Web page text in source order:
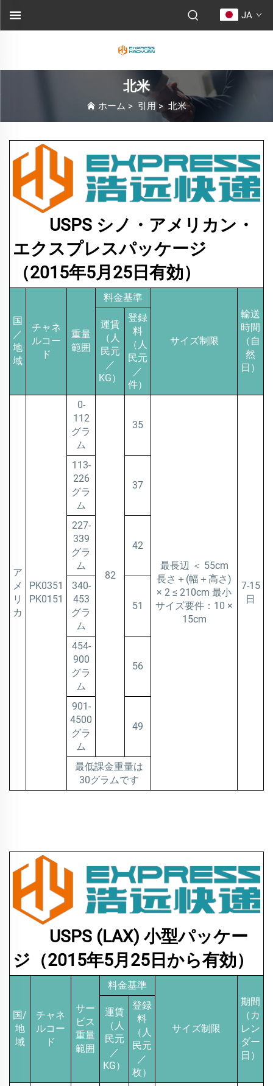
JA
北米
ホーム > 引用> 北米
USPS シノ・アメリカン・
エクスプレスパッケージ
（2015年5月25日有効）
国
／
地
域
チャネ
ルコー
ド
重量
範囲
料金基準
サイズ制限
輸送
時間
（自
然
日）
運賃
（人
民元
／
KG）
登録
料
（人
民元
／
件）
ア
メ
リ
カ
PK0351
PK0151
0-
112
グラ
ム
82
35
最長辺 ＜ 55cm
長さ＋(幅＋高さ)
× 2 ≤ 210cm 最小
サイズ要件：10 ×
15cm
7-15
日
113-
226
グラ
ム
37
227-
339
グラ
ム
42
340-
453
グラ
ム
51
454-
900
グラ
ム
56
901-
4500
グラ
ム
49
最低課金重量は
30グラムです
USPS (LAX) 小型パッケー
ジ（2015年5月25日から有効）
国/
地
域
チャネ
ルコー
ド
サー
ビス
重量
範囲
料金基準
サイズ制限
期間
（カ
レン
ダー
日）
運賃
（人
民元
／
KG）
登録
料
（人
民元
／
枚）